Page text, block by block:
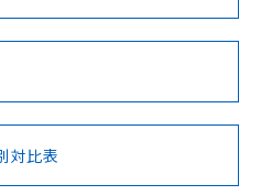
Cd Cr(VI)
対比表